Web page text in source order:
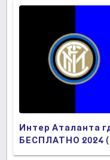
Интер Аталанта
БЕСПЛАТНО